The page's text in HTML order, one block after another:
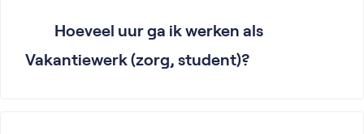
Hoeveel uur ga ik werken als
Vakantiewerk (zorg, student)?